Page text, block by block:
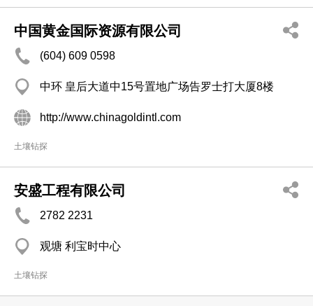
中国黄金国际资源有限公司
(604) 609 0598
中环 皇后大道中15号置地广场告罗士打大厦8楼
http://www.chinagoldintl.com
土壤钻探
安盛工程有限公司
2782 2231
观塘 利宝时中心
土壤钻探